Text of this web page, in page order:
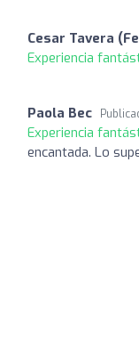
Cesar Tavera
Experiencia
Paola Bec
Experiencia
encantada. Lo